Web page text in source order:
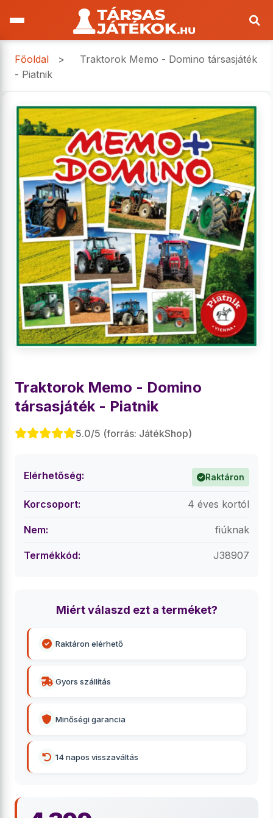
Főoldal >
Traktorok Memo - Domino társasjáték
- Piatnik
Traktorok Memo - Domino
társasjáték - Piatnik
5.0/5 (forrás: JátékShop)
Elérhetőség: Raktáron
Korcsoport: 4 éves kortól
Nem: fiúknak
Termékkód: J38907
Miért válaszd ezt a terméket?
Raktáron elérhető
Gyors szállítás
Minőségi garancia
14 napos visszaváltás